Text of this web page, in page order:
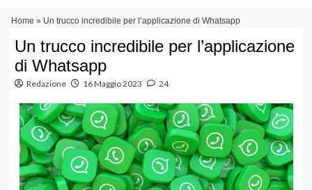
contenuto
Home » Un trucco incredibile per l’applicazione di Whatsapp
Un trucco incredibile per l’applicazione
di Whatsapp
Redazione 16 Maggio 2023 24